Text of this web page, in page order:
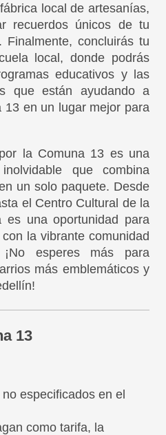
local de artesanías,
recuerdos únicos de tu
concluirás tu
local, donde podrás
educativos y las
que están ayudando a
13 en un lugar mejor para
la Comuna 13 es una
que combina
un solo paquete. Desde
el Centro Cultural de la
es una oportunidad para
la vibrante comunidad
esperes más para
más emblemáticos y
13
especificados en el
como tarifa, la